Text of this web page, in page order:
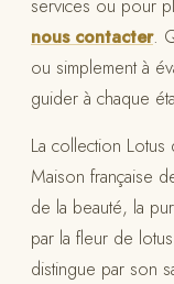
services ou pour
nous contacter.
ou simplement à
guider à chaque
La collection
Maison française
de la beauté, la
par la fleur de
distingue par son